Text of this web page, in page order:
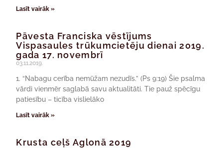
Lasīt vairāk »
Pāvesta Franciska vēstījums
Vispasaules trūkumcietēju dienai 2019.
gada 17. novembrī
03.11.2019.
1. “Nabagu cerība nemūžam nezudīs.” (Ps 9:19) Šie psalma
vārdi vienmēr saglabā savu aktualitāti. Tie pauž spēcīgu
patiesību – ticība vislielāko
Lasīt vairāk »
Krusta ceļš Aglonā 2019